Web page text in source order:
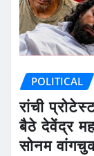
POLITICAL
रांची
बैठे देवेंद्र
सोनम